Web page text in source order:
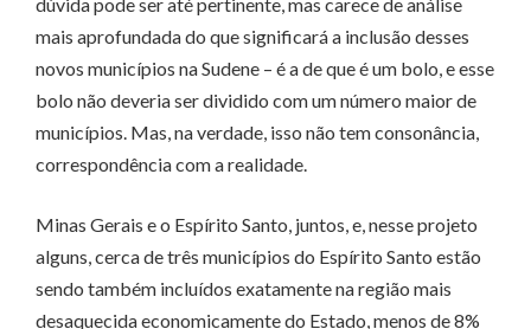
mais aprofundada do que significará a inclusão desses
novos municípios na Sudene – é a de que é um bolo, e esse
bolo não deveria ser dividido com um número maior de
municípios. Mas, na verdade, isso não tem consonância,
correspondência com a realidade.
Minas Gerais e o Espírito Santo, juntos, e, nesse projeto
alguns, cerca de três municípios do Espírito Santo estão
sendo também incluídos exatamente na região mais
desaquecida economicamente do Estado, menos de 8%